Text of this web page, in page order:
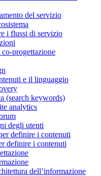
del servizio
i flussi di servizio
progettazione
e il linguaggio
(search keywords)
analytics
degli utenti
definire i contenuti
definire i contenuti
dell’informazione